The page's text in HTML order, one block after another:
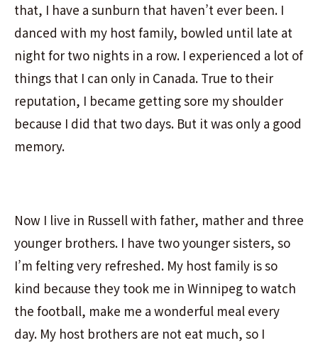
that, I have a sunburn that haven’t ever been. I
danced with my host family, bowled until late at
night for two nights in a row. I experienced a lot of
things that I can only in Canada. True to their
reputation, I became getting sore my shoulder
because I did that two days. But it was only a good
memory.
Now I live in Russell with father, mather and three
younger brothers. I have two younger sisters, so
I’m felting very refreshed. My host family is so
kind because they took me in Winnipeg to watch
the football, make me a wonderful meal every
day. My host brothers are not eat much, so I